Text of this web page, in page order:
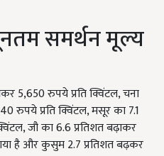
समर्थन मूल्य
5,650 रुपये प्रति क्विंटल, चना
रुपये प्रति क्विंटल, मसूर का 7.1
जौ का 6.6 प्रतिशत बढ़ाकर
है और कुसुम 2.7 प्रतिशत बढ़कर